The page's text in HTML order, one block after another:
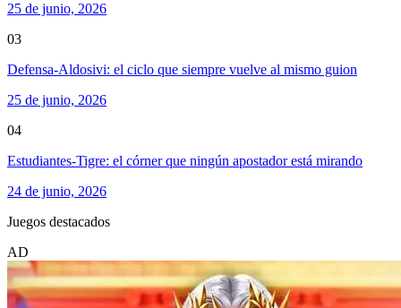
25 de junio, 2026
03
Defensa-Aldosivi: el ciclo que siempre vuelve al mismo guion
25 de junio, 2026
04
Estudiantes-Tigre: el córner que ningún apostador está mirando
24 de junio, 2026
Juegos destacados
AD